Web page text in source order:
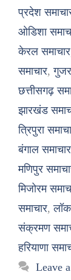
प्रदेश
ओडिशा
केरल समाचार
समाचार,
छत्तीसगढ़
झारखंड
त्रिपुरा
बंगाल समाचार
मणिपुर
मिजोरम
समाचार,
संक्रमण
हरियाणा
Leave